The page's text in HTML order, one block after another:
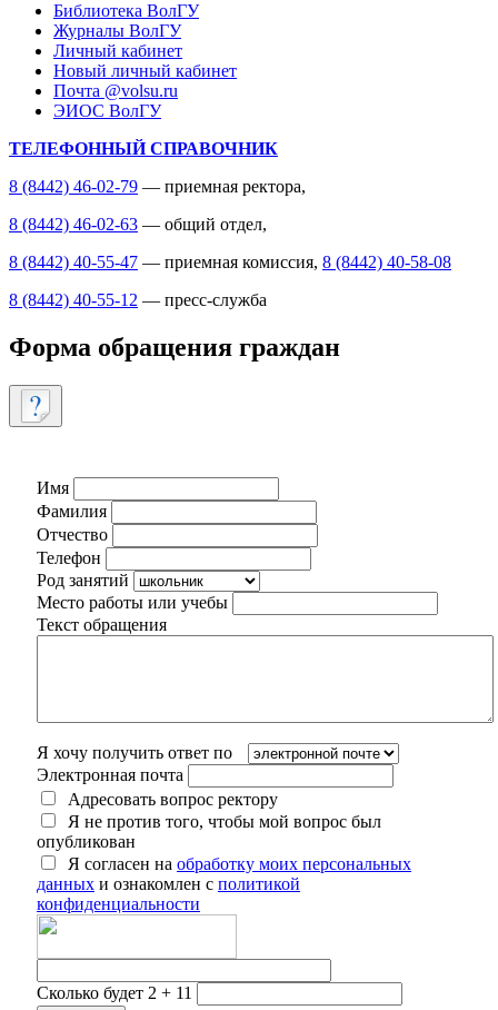
Библиотека ВолГУ
Журналы ВолГУ
Личный кабинет
Новый личный кабинет
Почта @volsu.ru
ЭИОС ВолГУ
ТЕЛЕФОННЫЙ СПРАВОЧНИК
8 (8442) 46-02-79 — приемная ректора,
8 (8442) 46-02-63 — общий отдел,
8 (8442) 40-55-47 — приемная комиссия, 8 (8442) 40-58-08
8 (8442) 40-55-12 — пресс-служба
Форма обращения граждан
Имя
Фамилия
Отчество
Телефон
Род занятий
Место работы или учебы
Текст обращения
Я хочу получить ответ по
Электронная почта
Адресовать вопрос ректору
Я не против того, чтобы мой вопрос был
опубликован
Я согласен на обработку моих персональных
данных и ознакомлен с политикой
конфиденциальности
Сколько будет 2 + 11